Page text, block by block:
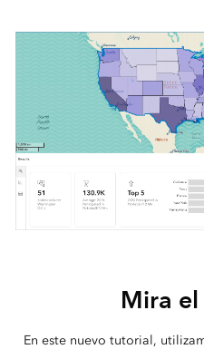
Mira
En este nuevo tutorial,